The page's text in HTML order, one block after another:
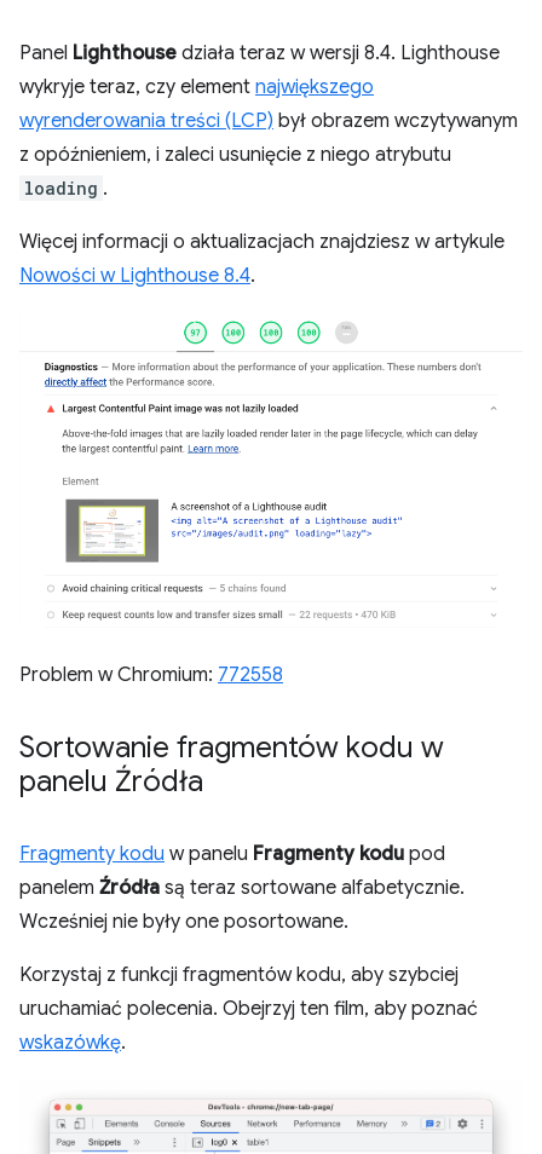
Panel Lighthouse działa teraz w wersji 8.4. Lighthouse
wykryje teraz, czy element największego
wyrenderowania treści (LCP) był obrazem wczytywanym
z opóźnieniem, i zaleci usunięcie z niego atrybutu
loading .
Więcej informacji o aktualizacjach znajdziesz w artykule
Nowości w Lighthouse 8.4.
Problem w Chromium: 772558
Sortowanie fragmentów kodu w
panelu Źródła
Fragmenty kodu w panelu Fragmenty kodu pod
panelem Źródła są teraz sortowane alfabetycznie.
Wcześniej nie były one posortowane.
Korzystaj z funkcji fragmentów kodu, aby szybciej
uruchamiać polecenia. Obejrzyj ten film, aby poznać
wskazówkę.